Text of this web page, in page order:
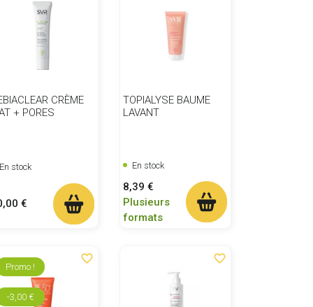
CRÈME
+ PORES
En stock
€
TOPIALYSE BAUME
LAVANT
En stock
Prix
8,39 €
Plusieurs
formats
favorite_border
Promo !
-3,00 €
favorite_border